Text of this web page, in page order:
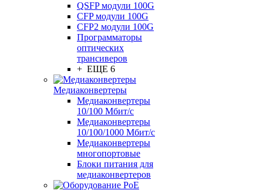
QSFP модули 100G
CFP модули 100G
CFP2 модули 100G
Программаторы
оптических
трансиверов
+ ЕЩЕ 6
Медиаконвертеры
Медиаконвертеры
10/100 Мбит/с
Медиаконвертеры
10/100/1000 Мбит/c
Медиаконвертеры
многопортовые
Блоки питания для
медиаконвертеров